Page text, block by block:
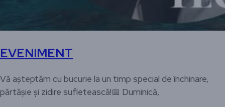
EVENIMENT
Vă așteptăm cu bucurie la un timp special de închinare,
părtășie și zidire sufletească!📅 Duminică,